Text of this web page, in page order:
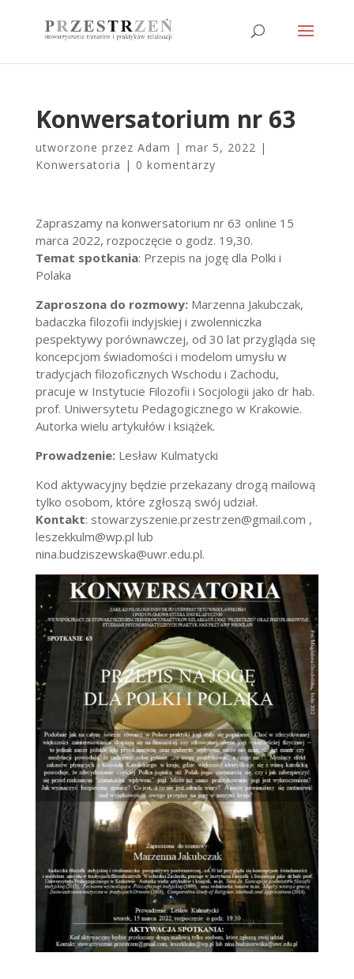
Konwersatorium nr 63
utworzone przez Adam | mar 5, 2022 |
Konwersatoria | 0 komentarzy
Zapraszamy na konwersatorium nr 63 online 15
marca 2022, rozpoczęcie o godz. 19,30.
Temat spotkania: Przepis na jogę dla Polki i
Polaka
Zaproszona do rozmowy:Marzenna Jakubczak,
badaczka filozofii indyjskiej i zwolenniczka
pespektywy porównawczej, od 30 lat przygląda się
koncepcjom świadomości i modelom umysłu w
tradycjach filozoficznych Wschodu i Zachodu,
pracuje w Instytucie Filozofii i Socjologii jako dr hab.
prof. Uniwersytetu Pedagogicznego w Krakowie.
Autorka wielu artykułów i książek.
Prowadzenie: Lesław Kulmatycki
Kod aktywacyjny będzie przekazany drogą mailową
tylko osobom, które zgłoszą swój udział.
Kontakt: stowarzyszenie.przestrzen@gmail.com ,
leszekkulm@wp.pl lub
nina.budziszewska@uwr.edu.pl.